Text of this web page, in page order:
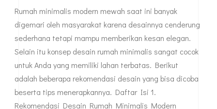
RUMAH MINIMALIS MODERN
MEWAH YANG PALING BANYAK
DIGEMARI
Rumah minimalis modern mewah saat ini banyak
digemari oleh masyarakat karena desainnya cenderung
sederhana tetapi mampu memberikan kesan elegan.
Selain itu konsep desain rumah minimalis sangat cocok